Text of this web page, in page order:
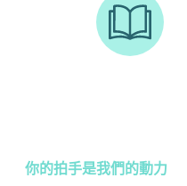
你的拍手是我們的動力